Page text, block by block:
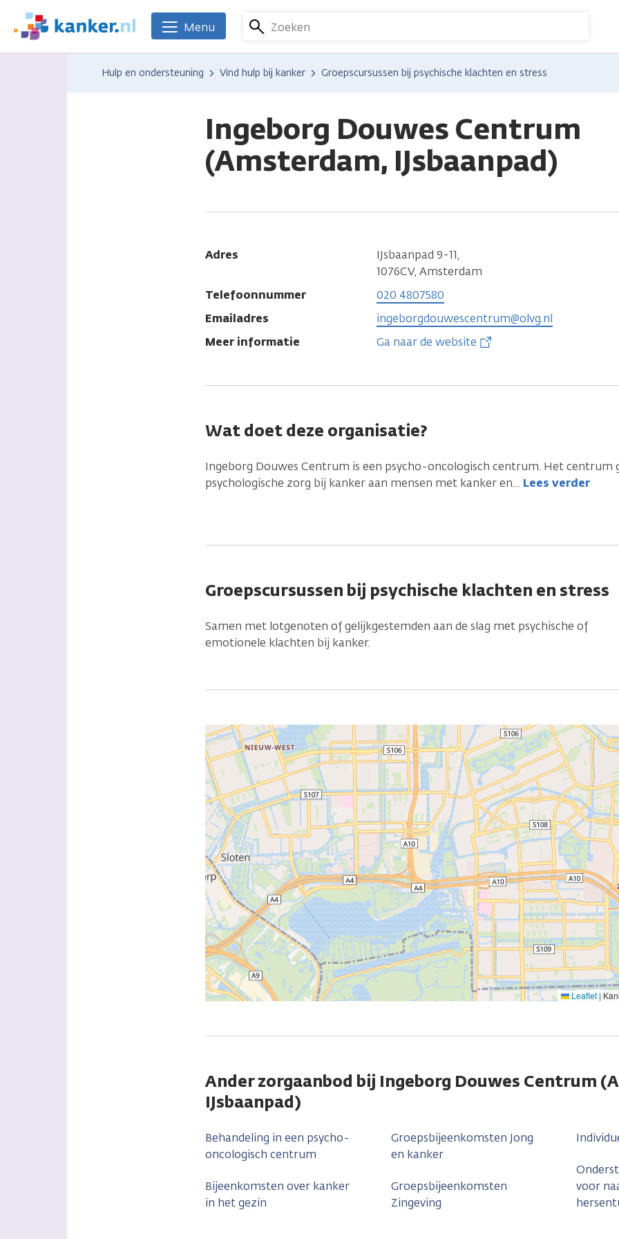
naar
We
zijn
Zoeken
Menu
Hulp en ondersteuning Vind hulp bij kanker Groepscursussen bij psychische klachten en stress
Ingeborg Douwes Centrum
(Amsterdam, IJsbaanpad)
Adres
IJsbaanpad 9-11,
1076CV, Amsterdam
Telefoonnummer
020 4807580
Emailadres
ingeborgdouwescentrum@olvg.nl
Meer informatie
Ga naar de website
Wat doet deze organisatie?
Ingeborg Douwes Centrum is een psycho-oncologisch centrum. Het centrum
psychologische zorg bij kanker aan mensen met kanker en… Lees verder
Groepscursussen bij psychische klachten en stress
Samen met lotgenoten of gelijkgestemden aan de slag met psychische of
emotionele klachten bij kanker.
Leaflet |
Ander zorgaanbod bij Ingeborg Douwes Centrum
IJsbaanpad)
Behandeling in een psycho-
oncologisch centrum
Bijeenkomsten over kanker
in het gezin
Groepsbijeenkomsten Jong
en kanker
Groepsbijeenkomsten
Zingeving
voor